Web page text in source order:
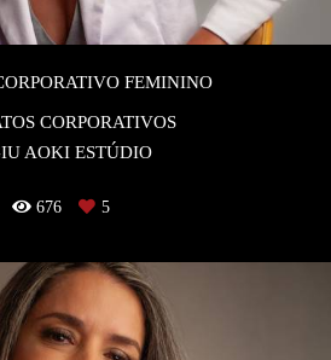
FEMININO
CORPORATIVOS
AOKI ESTÚDIO
676 5